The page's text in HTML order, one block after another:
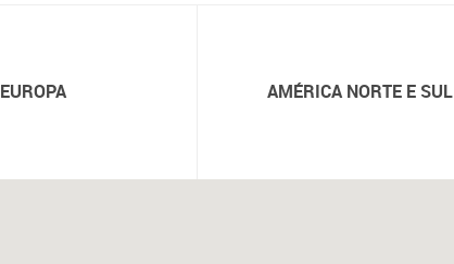
EUROPA AMÉRICA NORTE E SUL